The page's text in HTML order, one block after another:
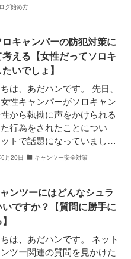
グ始め方
ロキャンパーの防犯対策に
考える【女性だってソロキ
いでしょ】
は、あだハンです。 先日、
性キャンパーがソロキャン
から執拗に声をかけられる
行為をされたことについ
トで話題になっていまし…
月20日 キャンツー安全対策
ンツーにはどんなシュラ
いですか？【質問に勝手に
は、あだハンです。 ネット
ツー関連の質問を見かけた